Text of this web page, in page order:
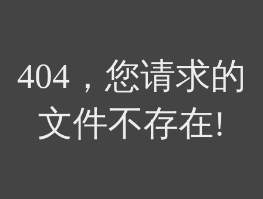
404，您请求的
文件不存在!